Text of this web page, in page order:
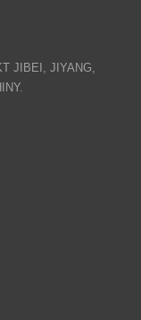
JIBEI, JIYANG,